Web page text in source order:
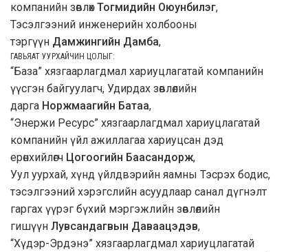
компанийн зөвлөхТогмидийн Оюунбилэг,
Тэсэлгээний инженерийн холбооны
тэргүүн Дамжингийн Дамба,
ГАВЬЯАТ УУРХАЙЧИН ЦОЛЫГ:
“База” хязгаарлагдмал хариуцлагатай компанийн
үүсгэн байгуулагч, Удирдах зөвлөлийн
дарга Норжмаагийн Батаа,
“Энержи Ресурс” хязгаарлагдмал хариуцлагатай
компанийн үйл ажиллагаа хариуцсан дэд
ерөнхийлөгч Цогоогийн Баасандорж,
Уул уурхай, хүнд үйлдвэрийн яамны Тэсрэх бодис,
тэсэлгээний хэрэгслийн асуудлаар санал дүгнэлт
гаргах үүрэг бүхий мэргэжлийн зөвлөлийн
гишүүн Лувсандагвын Даваацэдэв,
“Хүдэр-Эрдэнэ” хязгаарлагдмал хариуцлагатай